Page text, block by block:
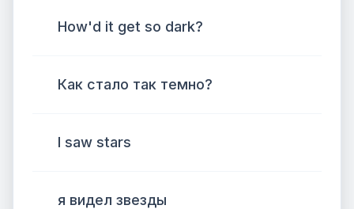
How'd it get so dark?
Как стало так темно?
I saw stars
я видел звезды